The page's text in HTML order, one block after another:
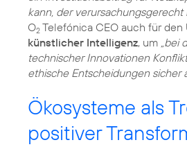
kann, der verursachungsgerecht
O2 Telefónica CEO auch für den
künstlicher Intelligenz, um „bei
technischer Innovationen
ethische Entscheidungen sicher
Ökosysteme als
positiver